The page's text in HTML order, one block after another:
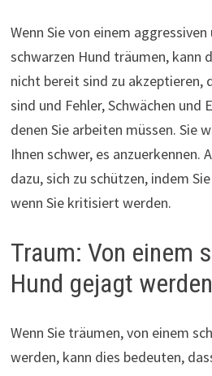
Wenn Sie von einem
schwarzen Hund träumen, kann
nicht bereit sind zu akzeptieren,
sind und Fehler, Schwächen und
denen Sie arbeiten müssen. Sie
Ihnen schwer, es anzuerkennen.
dazu, sich zu schützen, indem
wenn Sie kritisiert werden.
Traum: Von einem
Hund gejagt werden
Wenn Sie träumen, von einem
werden, kann dies bedeuten,